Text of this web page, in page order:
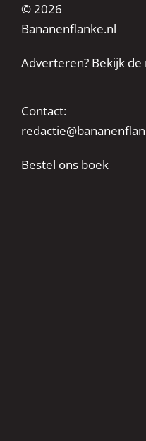
© 2026
Bananenflanke.nl
Adverteren? Bekijk
Contact:
Bestel ons boek